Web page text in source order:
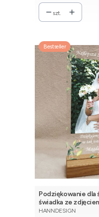
szt.
Bestseller
Podziękowanie dla
świadka ze
PRODUCENT
HANNDESIGN